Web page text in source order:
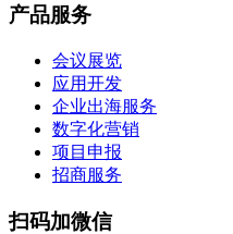
产品服务
会议展览
应用开发
企业出海服务
数字化营销
项目申报
招商服务
扫码加微信